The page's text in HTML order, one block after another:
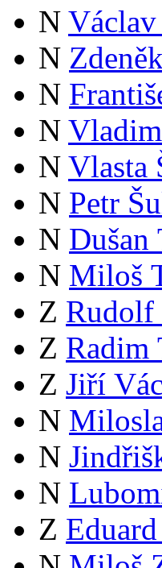
N
N
N
N
N Vlasta
N Petr
N Dušan
N Miloš
Z Rudolf
Z Radim
Z Jiří
N
N
N
Z